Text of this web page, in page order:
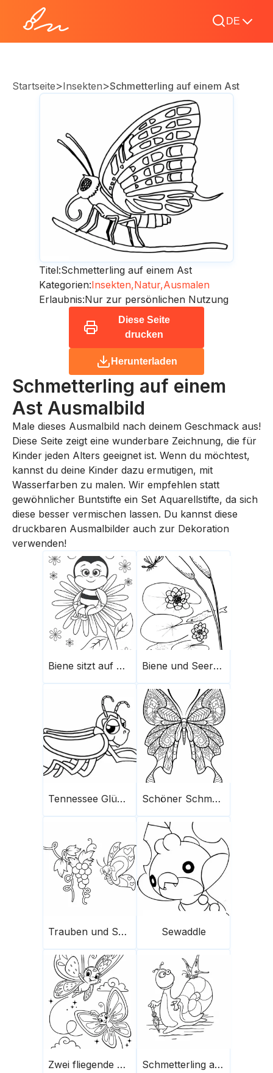
DE
Startseite>Insekten>Schmetterling auf einem Ast
Titel:Schmetterling auf einem Ast
Kategorien:Insekten,Natur,Ausmalen
Erlaubnis:Nur zur persönlichen Nutzung
Diese Seite
drucken
Herunterladen
Schmetterling auf einem
Ast Ausmalbild
Male dieses Ausmalbild nach deinem Geschmack aus!
Diese Seite zeigt eine wunderbare Zeichnung, die für
Kinder jeden Alters geeignet ist. Wenn du möchtest,
kannst du deine Kinder dazu ermutigen, mit
Wasserfarben zu malen. Wir empfehlen statt
gewöhnlicher Buntstifte ein Set Aquarellstifte, da sich
diese besser vermischen lassen. Du kannst diese
druckbaren Ausmalbilder auch zur Dekoration
verwenden!
Biene sitzt auf Sonnenblume Biene und Seerosenblatt
Tennessee Glühwürmchen Schöner Schmetterling
Trauben und Schmetterling Sewaddle
Zwei fliegende Schmetterlinge Schmetterling auf Schnecke